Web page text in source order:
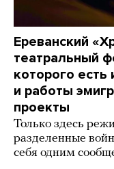
Ереванский
театральный
которого есть
и работы
проекты
Только здесь
разделенные
себя одним